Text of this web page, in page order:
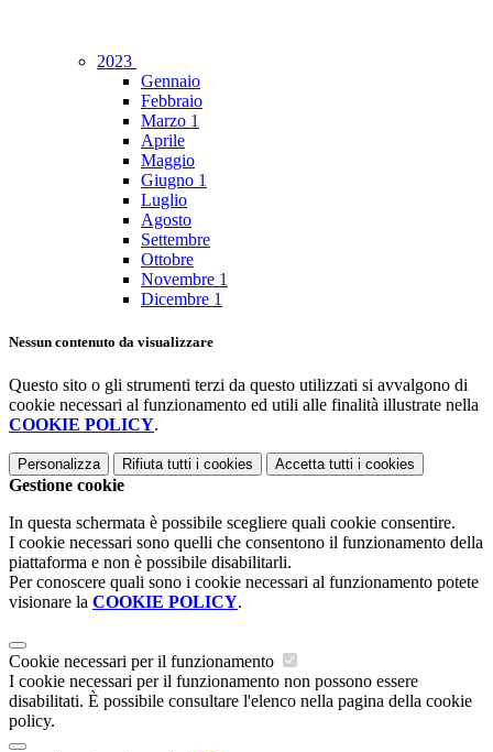
2023
Gennaio
Febbraio
Marzo 1
Aprile
Maggio
Giugno 1
Luglio
Agosto
Settembre
Ottobre
Novembre 1
Dicembre 1
Nessun contenuto da visualizzare
Questo sito o gli strumenti terzi da questo utilizzati si avvalgono di
cookie necessari al funzionamento ed utili alle finalità illustrate nella
COOKIE POLICY.
Personalizza Rifiuta tutti i cookies Accetta tutti i cookies
Gestione cookie
In questa schermata è possibile scegliere quali cookie consentire.
I cookie necessari sono quelli che consentono il funzionamento della
piattaforma e non è possibile disabilitarli.
Per conoscere quali sono i cookie necessari al funzionamento potete
visionare la COOKIE POLICY.
Cookie necessari per il funzionamento
I cookie necessari per il funzionamento non possono essere
disabilitati. È possibile consultare l'elenco nella pagina della cookie
policy.